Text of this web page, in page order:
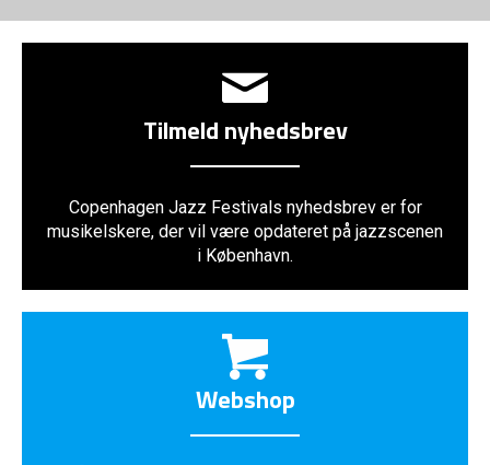
Tilmeld nyhedsbrev
Copenhagen Jazz Festivals nyhedsbrev er for
musikelskere, der vil være opdateret på jazzscenen
i København.
Webshop